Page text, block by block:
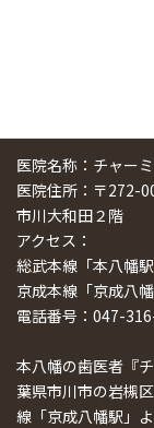
医院名称：チャー
医院住所：〒272-
市川大和田２階
アクセス：
総武本線「本八幡
京成本線「京成八
電話番号：047-
本八幡の歯医者『
葉県市川市の岩槻
線「京成八幡駅」